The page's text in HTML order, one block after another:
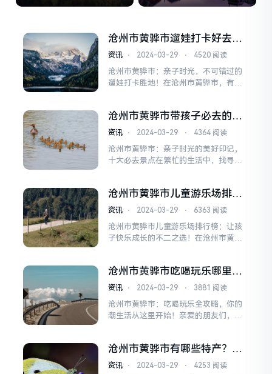
沧州市黄骅市遛娃打卡好去
处？
资讯 ⋅ 2024-03-29 ⋅ 4520 阅读
沧州市黄骅市：亲子时光，不可错过的
遛娃打卡胜地！在沧州市黄骅市，有一
这里不仅有丰富的儿童娱乐设施，还有
独特的自然景观和深厚的文化底蕴，是
一、欢乐无限的儿童乐园黄骅市的儿童
乐园是孩子们尽情玩耍的...
沧州市黄骅市带孩子必去的十
大景点？
资讯 ⋅ 2024-03-29 ⋅ 4364 阅读
沧州市黄骅市：亲子时光的美好印记，
十大必去景点在繁忙的生活中，找寻一
市黄骅市，这座历史悠久、文化底蕴深
厚的城市，为家长们和孩子们提供了众
一起走进黄骅，探索那些值得一游的十
大景点吧！黄骅港黄骅...
沧州市黄骅市儿童游乐场排行
榜
资讯 ⋅ 2024-03-29 ⋅ 6363 阅读
沧州市黄骅市儿童游乐场排行榜：让孩
子快乐成长的不二之选！在沧州市黄骅
和身心健康。儿童游乐场作为孩子们释
放压力、锻炼身体、增长知识的重要场
么，在众多游乐场中，哪些游乐场最受
家长和孩子们的喜爱呢？本文将...
沧州市黄骅市吃喝玩乐哪里安
排？
资讯 ⋅ 2024-03-29 ⋅ 3881 阅读
沧州市黄骅市：吃喝玩乐全攻略，你的
潮生活从这里开始！亲爱的朋友们，你
吃喝玩乐新鲜体验的地方？那么，请跟
随我的脚步，一起探索黄骅市的潮生活
沧州市黄骅市有哪些特产？十
大特产排行榜？
资讯 ⋅ 2024-03-29 ⋅ 4253 阅读